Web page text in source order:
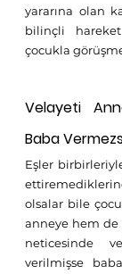
yararına olan
bilinçli
çocukla
Velayeti
Baba
Eşler
olsalar bile
anneye hem
neticesinde
verilmişse